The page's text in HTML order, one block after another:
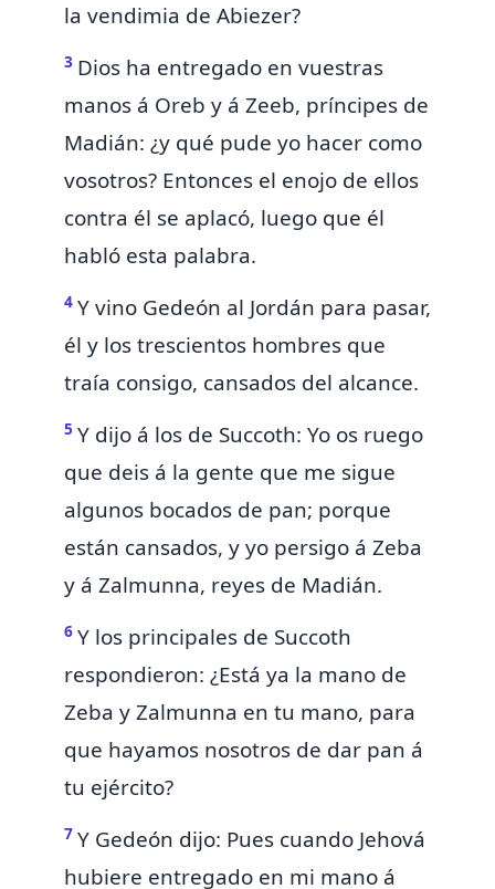
la vendimia de Abiezer?
3 Dios ha entregado en vuestras
manos á Oreb y á Zeeb, príncipes de
Madián: ¿y qué pude yo hacer como
vosotros? Entonces el enojo de ellos
contra él se aplacó, luego que él
habló esta palabra.
4 Y vino Gedeón al Jordán para pasar,
él y lostrescientos hombres que
traía consigo, cansados del alcance.
5 Y dijo á los de Succoth: Yo os ruego
que deis á la gente que me sigue
algunos bocados de pan; porque
están cansados, y yo persigo á Zeba
y á Zalmunna, reyes de Madián.
6 Y los principales de Succoth
respondieron: ¿Está ya la mano de
Zeba y Zalmunna en tu mano, para
que hayamos nosotros de dar pan á
tu ejército?
7 Y Gedeón dijo: Pues cuando Jehová
hubiere entregado en mi mano á